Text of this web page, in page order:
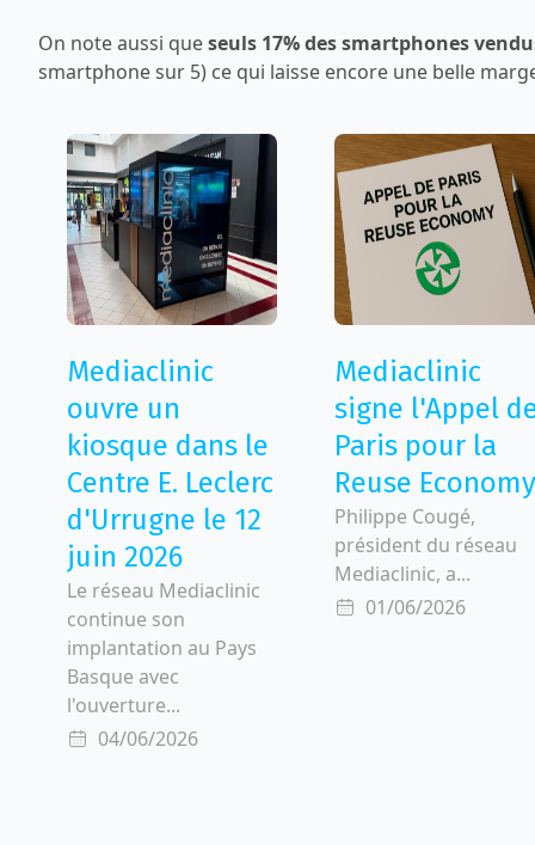
On note aussi queseuls 17% des smartphones
smartphone sur 5) ce qui laisse encore une belle
Mediaclinic
ouvre un
kiosque dans le
Centre E. Leclerc
d'Urrugne le 12
juin 2026
Le réseau Mediaclinic
continue son
implantation au Pays
Basque avec
l'ouverture...
04/06/2026
Mediaclinic
signe l'Appel
Paris pour la
Reuse Economy
Philippe Cougé,
président du réseau
Mediaclinic, a...
01/06/2026